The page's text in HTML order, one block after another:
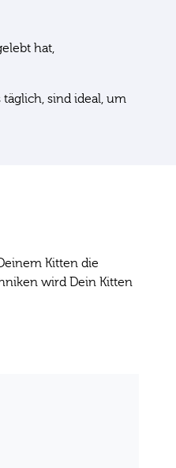
hat,
sind ideal, um
Kitten die
wird Dein Kitten